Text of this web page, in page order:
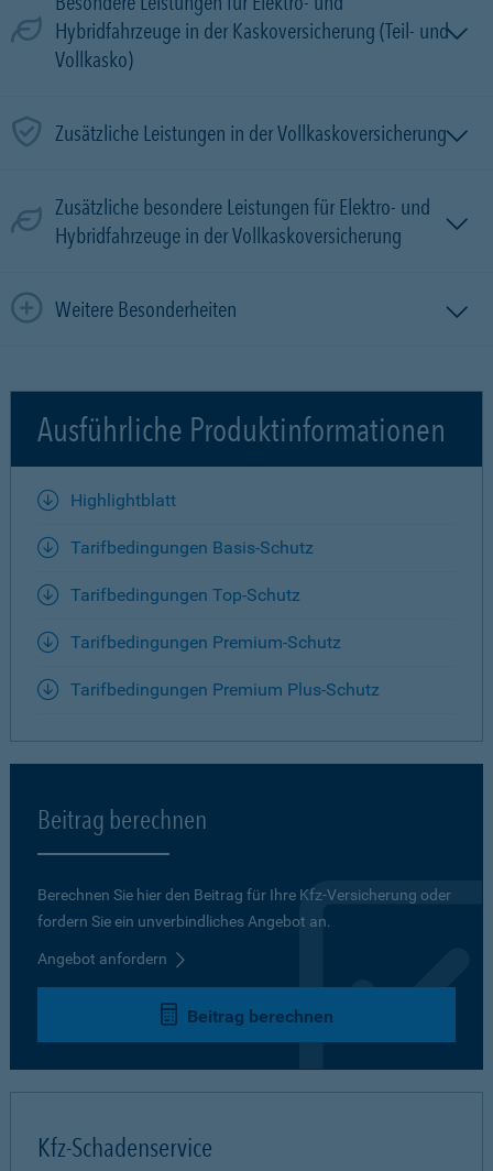
Hybridfahrzeuge in der Kaskoversicherung (Teil- und
Vollkasko)
Zusätzliche Leistungen in der Vollkaskoversicherung
Zusätzliche besondere Leistungen für Elektro- und
Hybridfahrzeuge in der Vollkaskoversicherung
Weitere Besonderheiten
Ausführliche Produktinformationen
Highlightblatt
Tarifbedingungen Basis-Schutz
Tarifbedingungen Top-Schutz
Tarifbedingungen Premium-Schutz
Tarifbedingungen Premium Plus-Schutz
Beitrag berechnen
Berechnen Sie hier den Beitrag für Ihre Kfz-Versicherung oder
fordern Sie ein unverbindliches Angebot an.
Angebot anfordern
Beitrag berechnen
Kfz-Schadenservice